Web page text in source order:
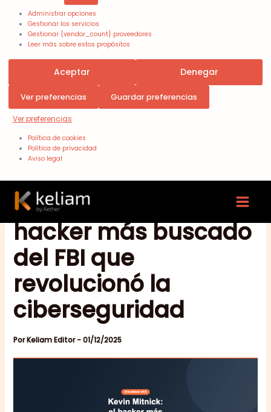
Administrar opciones
Gestionar los servicios
Gestionar {vendor_count} proveedores
Leer más sobre estos propósitos
Aceptar Denegar
Ver preferencias Guardar preferencias
Ver preferencias
Política de cookies
Política de privacidad
Aviso legal
Kevin Mitnick: el
hacker más buscado
del FBI que
revolucionó la
ciberseguridad
PorKeliam Editor-01/12/2025